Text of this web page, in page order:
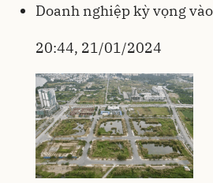
Doanh nghiệp kỳ vọng
20:44, 21/01/2024